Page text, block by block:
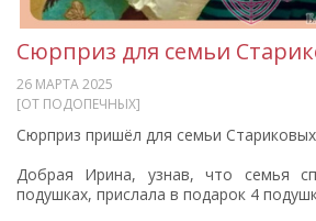
Сюрприз для семьи
26 МАРТА 2025
[ОТ ПОДОПЕЧНЫХ]
Сюрприз пришёл для семьи Стариковых
Добрая Ирина, узнав, что семья
подушках, прислала в подарок 4